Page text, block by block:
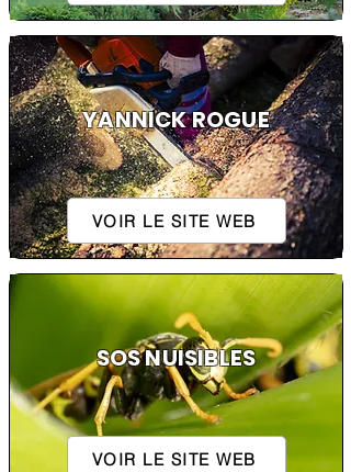
YANNICK ROGUE
VOIR LE SITE WEB
SOS NUISIBLES
VOIR LE SITE WEB